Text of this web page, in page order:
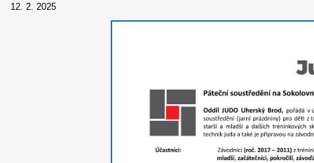
12. 2. 2025